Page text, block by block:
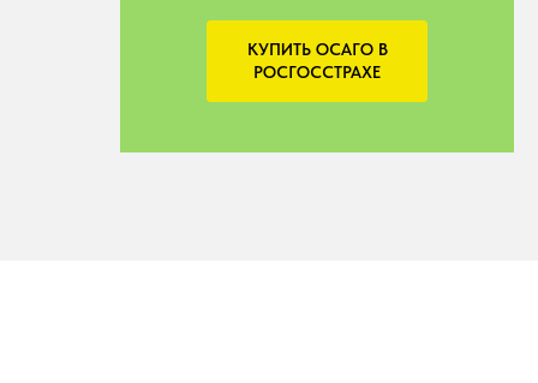
КУПИТЬ ОСАГО В
РОСГОССТРАХЕ